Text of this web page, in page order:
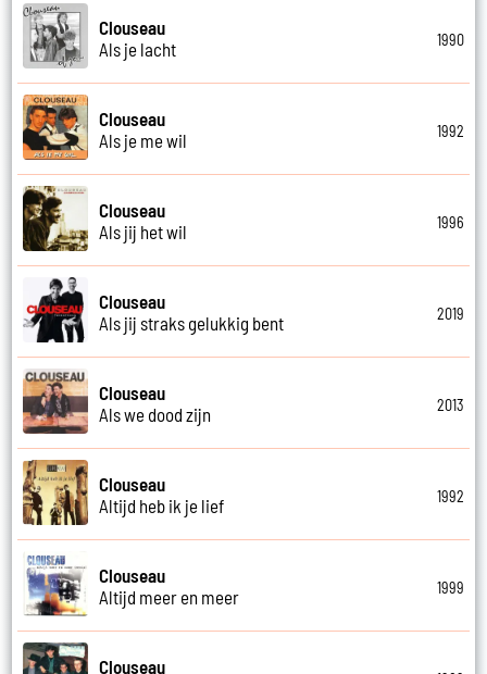
Clouseau
Als je lacht
1990
Clouseau
Als je me wil
1992
Clouseau
Als jij het wil
1996
Clouseau
Als jij straks gelukkig bent
2019
Clouseau
Als we dood zijn
2013
Clouseau
Altijd heb ik je lief
1992
Clouseau
Altijd meer en meer
1999
Clouseau